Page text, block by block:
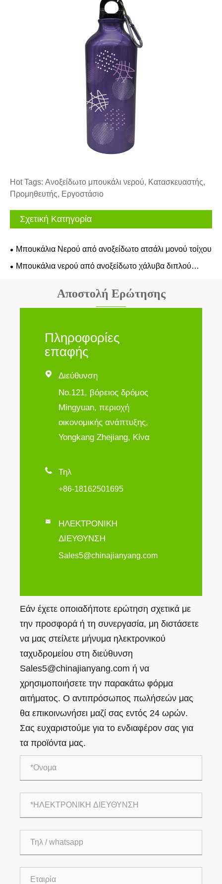
Hot Tags: Ανοξείδωτο μπουκάλι νερού, Κατασκευαστής,
Προμηθευτής, Εργοστάσιο
Σχετική Κατηγορία
Μπουκάλια Νερού από ανοξείδωτο ατσάλι μονού τοίχου
Μπουκάλια νερού από ανοξείδωτο χάλυβα διπλού
Αποστολή Ερώτησης
Πληροφορίες
επαφής

Διεύθυνση
No.121, βόρειος δρόμος
Mingyuan, περιοχή
οικονομικής ανάπτυξης,
Yongkang Zhejiang, Κίνα
 Τηλ
+86-18162501695

ΗΛΕΚΤΡΟΝΙΚΗ
ΔΙΕΥΘΥΝΣΗ
Sales5@chinajianyang.com
Εάν έχετε οποιαδήποτε ερώτηση σχετικά με
την προσφορά ή τη συνεργασία, μη διστάσετε
να μας στείλετε μήνυμα ηλεκτρονικού
ταχυδρομείου στη διεύθυνση
Sales5@chinajianyang.com ή να
χρησιμοποιήσετε την παρακάτω φόρμα
αιτήματος. Ο αντιπρόσωπος πωλήσεών μας
θα επικοινωνήσει μαζί σας εντός 24 ωρών.
Σας ευχαριστούμε για το ενδιαφέρον σας για
τα προϊόντα μας.